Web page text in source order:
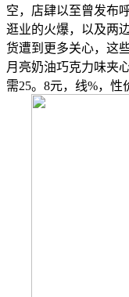
空，店肆以至曾发布
逛业的火爆，以及两
货遭到更多关心，这
月亮奶油巧克力味夹
需25。8元，线%，性